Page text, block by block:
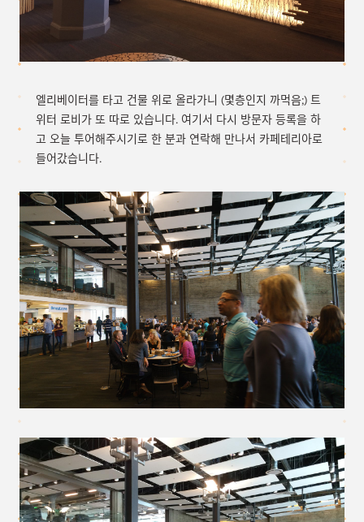
엘리베이터를 타고 건물 위로 올라가니 (몇층인지 까먹음;) 트
위터 로비가 또 따로 있습니다. 여기서 다시 방문자 등록을 하
고 오늘 투어해주시기로 한 분과 연락해 만나서 카페테리아로
들어갔습니다.